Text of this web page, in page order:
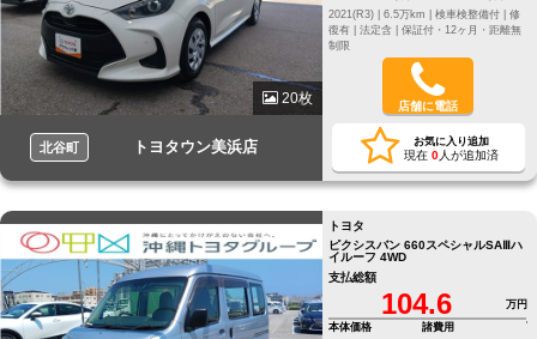
20枚
北谷町 トヨタウン美浜店
2021(R3) |
6.5万km | 検車検整備付 | 修
復有 | 法定含 | 保証付・12ヶ月・距離無
制限
店舗に電話
お気に入り追加
現在 0人が追加済
トヨタ
ピクシスバン 660スペシャルSAⅢハ
イルーフ 4WD
支払総額
104.6
万円
本体価格
諸費用